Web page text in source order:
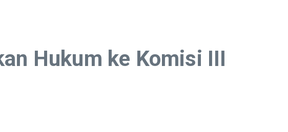
Hukum ke Komisi III